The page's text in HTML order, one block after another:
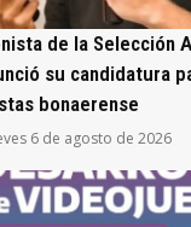
de la Selección
su candidatura
bonaerense
6 de agosto de 2026